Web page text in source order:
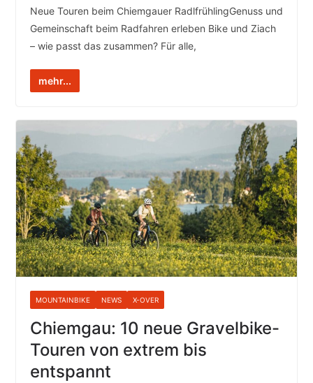
Neue Touren beim Chiemgauer RadlfrühlingGenuss und
Gemeinschaft beim Radfahren erleben Bike und Ziach
– wie passt das zusammen? Für alle,
mehr...
MOUNTAINBIKE NEWS X-OVER
Chiemgau: 10 neue Gravelbike-
Touren von extrem bis
entspannt